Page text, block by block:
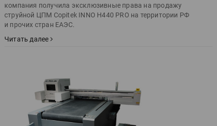
компания получила эксклюзивные права на продажу
струйной ЦПМ Copitek INNO H440 PRO на территории РФ
и прочих стран ЕАЭС.
Читать далее